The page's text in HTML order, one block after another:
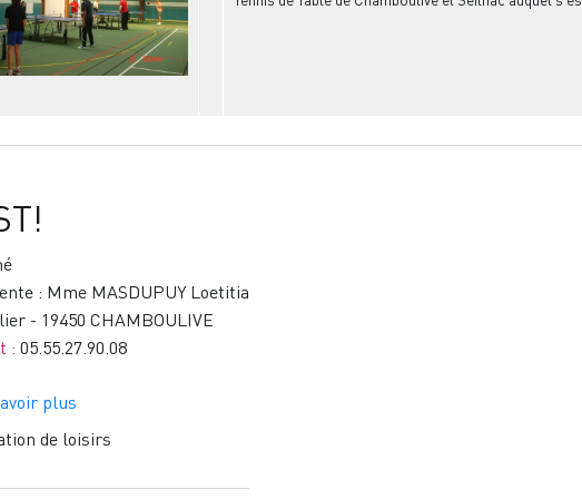
Monédières)
: Mme MASDUPUY Loetitia
- 19450 CHAMBOULIVE
: 05.55.27.90.08
plus
PSST!
de loisirs